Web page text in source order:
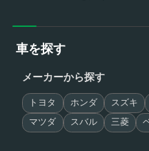
車を探す
メーカーから探す
トヨタ ホンダ スズキ
マツダ スバル 三菱